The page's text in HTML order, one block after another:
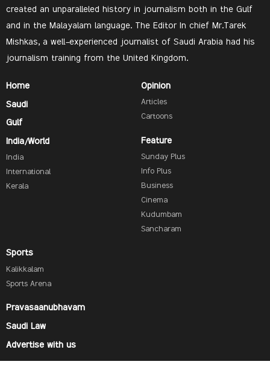
created an unparalleled history in journalism both in the Gulf
and in the Malayalam language. The Editor In chief Mr.Tarek
Mishkas, a well-experienced journalist of Saudi Arabia had his
journalism training from the United Kingdom.
Home
Saudi
Gulf
India/World
India
International
Kerala
Opinion
Articles
Cartoons
Feature
Sunday Plus
Info Plus
Business
Cinema
Kudumbam
Sancharam
Sports
Kalikkalam
Sports Arena
Pravasaanubhavam
Saudi Law
Advertise with us